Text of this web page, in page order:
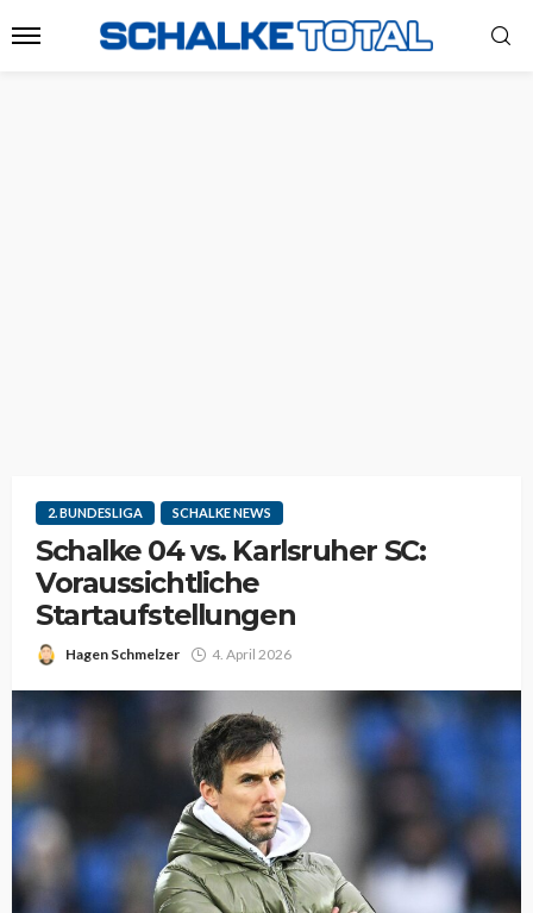
2. BUNDESLIGA SCHALKE NEWS
Schalke 04 vs. Karlsruher SC:
Voraussichtliche
Startaufstellungen
Hagen Schmelzer 4. April 2026